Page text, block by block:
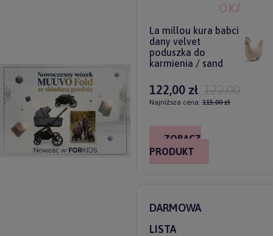
OKAZJA
La millou kura babci
dany velvet
poduszka do
karmienia / sand
122,00 zł 122,00 zł
Najniższa cena: 115,00 zł
ZOBACZ
PRODUKT
DARMOWA
LISTA